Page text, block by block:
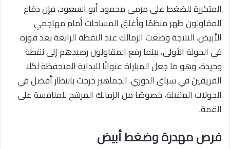
المتكررة للضغط على مرمى محمود أبو السعود، فإن دفاع
المقاولون ظهر منظمًا وأغلق المساحات أمام مهاجمي
الأبيض. النتيجة وضعت الزمالك عند النقطة الرابعة بعد فوزه
في الجولة الأولى، بينما رفع المقاولون رصيدهم إلى نقطة
وحيدة، وهو ما جعل المباراة عنوانًا للبداية المتحفظة لكلا
الفريقين في سباق الدوري. الجماهير خرجت بانتظار أفضل في
الجولات المقبلة، خصوصًا من الزمالك المرشح للمنافسة على
القمة.
فرص مهدرة وضغط أبيض